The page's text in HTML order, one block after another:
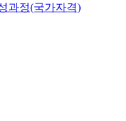
과정(국가자격)